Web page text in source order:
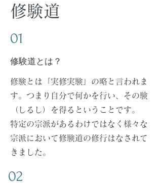
​修験道
01
​修験道とは？
修験とは「実修実験」の略と言われま
す。つまり自分で何かを行い、その験
（しるし）を得るということです。
​特定の宗派があるわけではなく様々な
宗派において修験道の修行はなされて
きました。
02